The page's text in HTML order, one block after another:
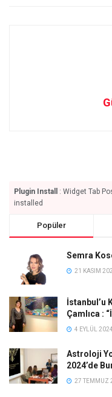
Plugin Install
: Widget Tab
installed
Popüler
Semra
21 KASIM
İstanbul’u
Çamlıca :
4 EYLÜL 2024
Astroloji
2024’de
27 TEMMUZ